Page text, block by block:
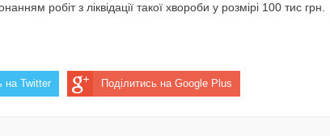
робіт з ліквідації такої хвороби у розмірі 100 тис грн.
на Twitter Поділитись на Google Plus